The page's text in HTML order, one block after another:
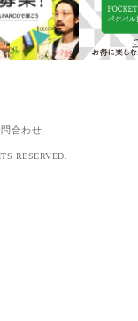
問合わせ
RESERVED.